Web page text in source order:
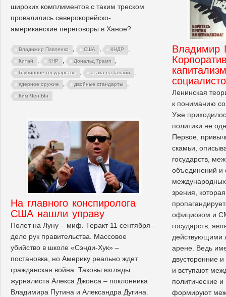
широких комплиментов с таким треском
провалились северокорейско-
американские переговоры в Ханое?
Владимир Павленко , США , КНДР ,
Китай , КНР , Дональд Трамп ,
Глубинное государство , атака на Гавайи ,
ядерное оружие , двойные стандарты ,
Ким Чен Ын
Владимир
Ленинская
к пониманию
Уже
политики не
Первое,
скамьи,
государств,
объединений и
международных
зрения,
официозом и
государств,
действующими
арене. Ведь
двусторонние
и вступают
политические
формируют
На главного конспиролога
США нашли управу
Полет на Луну – миф. Теракт 11 сентября –
дело рук правительства. Массовое
убийство в школе «Сэнди-Хук» –
постановка, но Америку реально ждет
гражданская война. Таковы взгляды
журналиста Алекса Джонса – поклонника
Владимира Путина и Александра Дугина.